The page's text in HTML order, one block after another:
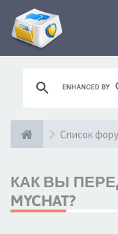
Список
КАК ВЫ
MYCHAT?